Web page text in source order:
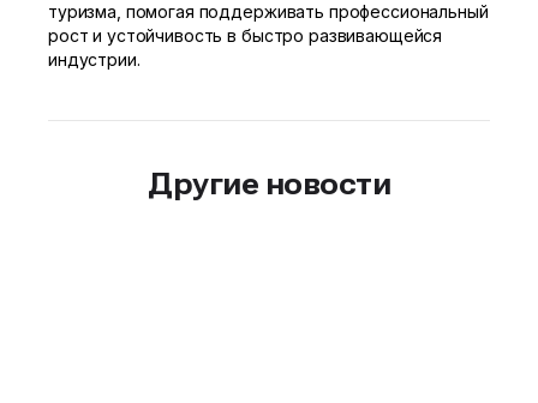
туризма, помогая поддерживать профессиональный
рост и устойчивость в быстро развивающейся
индустрии.
Другие новости